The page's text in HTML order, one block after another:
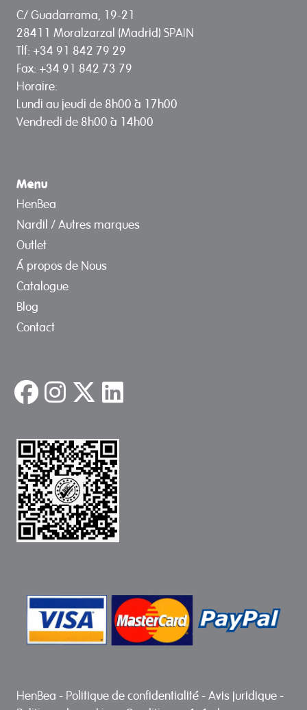
C/ Guadarrama, 19-21
28411 Moralzarzal (Madrid) SPAIN
Tlf: +34 91 842 79 29
Fax: +34 91 842 73 79
Horaire:
Lundi au jeudi de 8h00 à 17h00
Vendredi de 8h00 à 14h00
Menu
HenBea
Nardil / Autres marques
Outlet
Á propos de Nous
Catalogue
Blog
Contact
HenBea - Politique de confidentialité -Avis juridique -